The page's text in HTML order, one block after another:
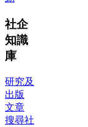
社企
知識
庫
研究及
出版
文章
搜尋社